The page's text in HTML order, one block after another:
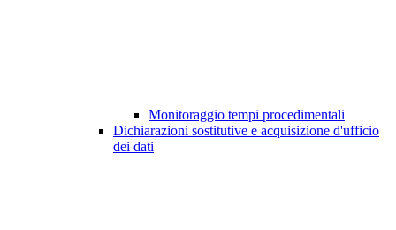
Monitoraggio tempi procedimentali
Dichiarazioni sostitutive e acquisizione d'ufficio
dei dati